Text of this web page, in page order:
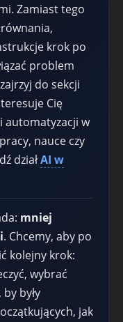
Zamiast tego
krok po
problem
do sekcji
Cię
automatyzacji w
nauce czy
działAI w
mniej
. Chcemy, aby po
kolejny krok:
wybrać
były
jak